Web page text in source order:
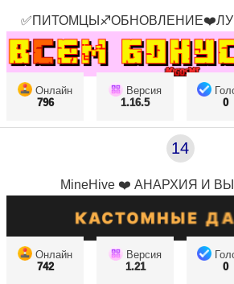
Онлайн
796
Версия
1.16.5
0
14
MineHive ❤️ АНАРХИЯ И
Онлайн
742
Версия
1.21
0